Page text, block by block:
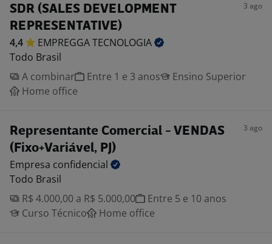
SDR (SALES DEVELOPMENT
REPRESENTATIVE)
3 ago
4,4 EMPREGGATECNOLOGIA
Todo Brasil
A combinar
Entre 1 e 3 anos
Ensino Superior
Home office
Representante Comercial - VENDAS
(Fixo+Variável, PJ)
3 ago
Empresa confidencial
Todo Brasil
R$ 4.000,00 a R$ 5.000,00
Entre 5 e 10 anos
Curso Técnico
Home office